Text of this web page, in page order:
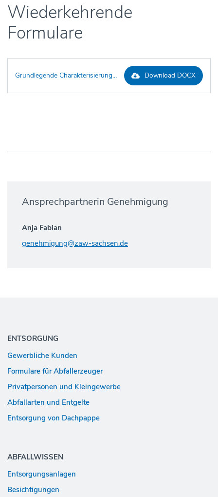
Wiederkehrende
Formulare
Grundlegende Charakterisierung (jährlich) Download DOCX
Ansprechpartnerin Genehmigung
Anja Fabian
genehmigung@zaw-sachsen.de
ENTSORGUNG
Gewerbliche Kunden
Formulare für Abfallerzeuger
Privatpersonen und Kleingewerbe
Abfallarten und Entgelte
Entsorgung von Dachpappe
ABFALLWISSEN
Entsorgungs­anlagen
Besichtigungen